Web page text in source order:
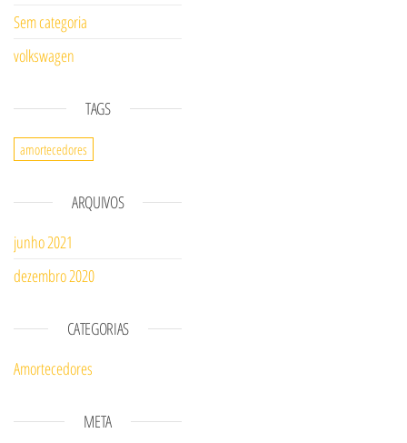
Sem categoria
volkswagen
TAGS
amortecedores
ARQUIVOS
junho 2021
dezembro 2020
CATEGORIAS
Amortecedores
META